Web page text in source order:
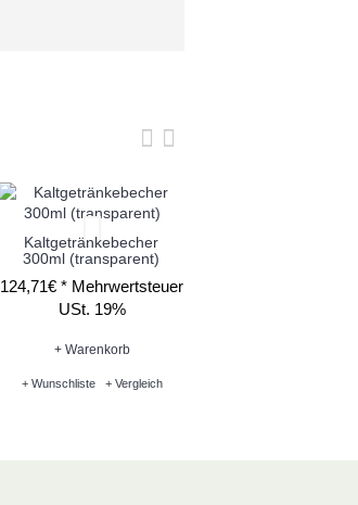
Kaltgetränkebecher
300ml (transparent)
124,71€ * Mehrwertsteuer
USt. 19%
+ Warenkorb
+ Wunschliste + Vergleich